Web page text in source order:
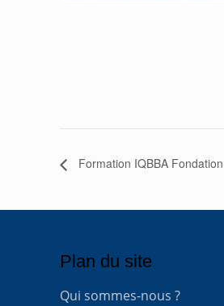
Formation IQBBA
Plan du site
Qui sommes-nous ?